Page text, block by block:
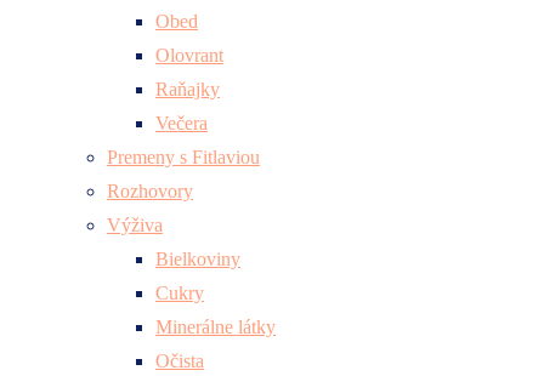
Obed
Olovrant
Raňajky
Večera
Premeny s Fitlaviou
Rozhovory
Výživa
Bielkoviny
Cukry
Minerálne látky
Očista